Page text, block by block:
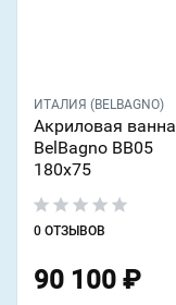
ИТАЛИЯ (BELBAGNO)
Акриловая ванна
BelBagno BB05
180х75
0 ОТЗЫВОВ
90 100 ₽